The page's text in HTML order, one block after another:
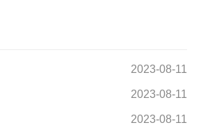
2023-08-11
2023-08-11
2023-08-11